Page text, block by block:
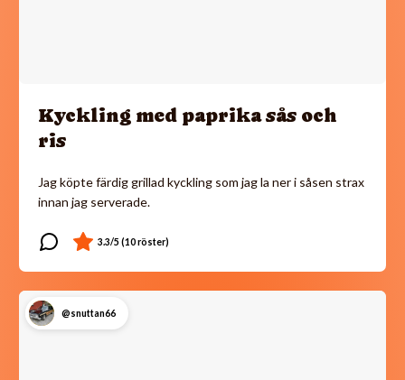
Kyckling med paprika sås och
ris
Jag köpte färdig grillad kyckling som jag la ner i såsen strax
innan jag serverade.
@snuttan66